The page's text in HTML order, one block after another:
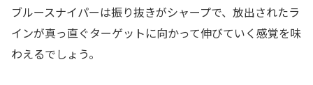
ブルースナイパーは振り抜きがシャープで、放出されたラ
インが真っ直ぐターゲットに向かって伸びていく感覚を味
わえるでしょう。